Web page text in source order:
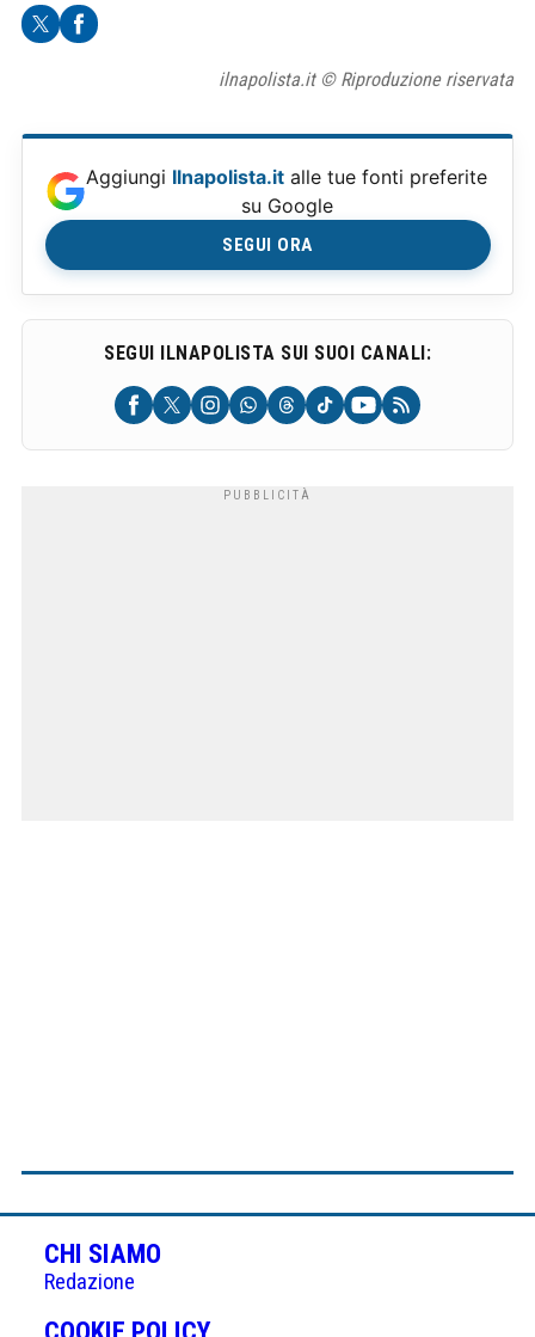
ilnapolista.it © Riproduzione riservata
Aggiungi Ilnapolista.it alle tue fonti preferite
su Google
SEGUI ORA
SEGUI ILNAPOLISTA SUI SUOI CANALI:
CHI SIAMO
Redazione
COOKIE POLICY(APRE